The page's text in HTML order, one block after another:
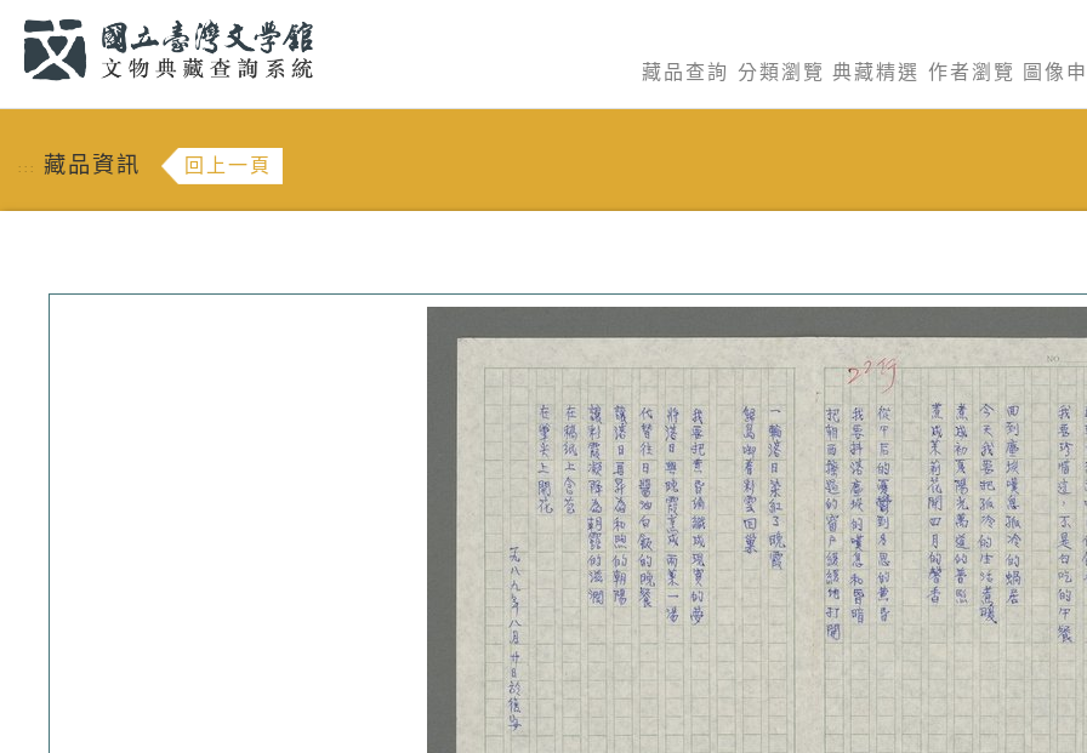
藏品查詢 分類瀏覽 典藏精選 作者瀏覽 圖像
::: 藏品資訊 回上一頁